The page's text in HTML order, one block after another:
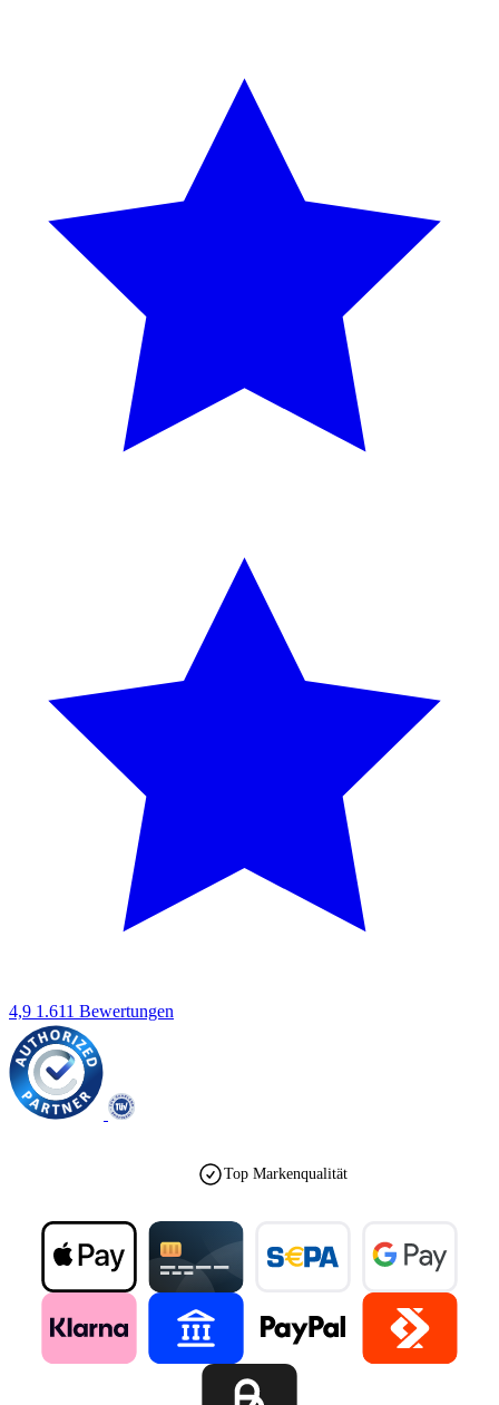
4,9 1.611 Bewertungen
Top Markenqualität